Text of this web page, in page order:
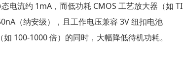
电流约 1mA，而低功耗 CMOS 工艺放大器（如 TI
（纳安级），且工作电压兼容 3V 纽扣电池
如 100-1000 倍）的同时，大幅降低待机功耗。